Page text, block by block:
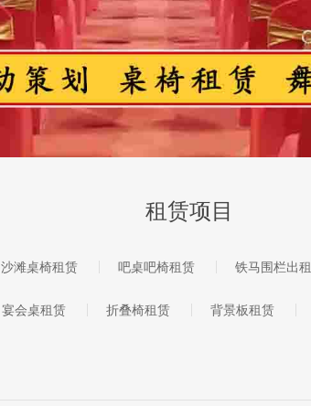
租赁项目
沙滩桌椅租赁 吧桌吧椅租赁 铁马围栏出租
宴会桌租赁 折叠椅租赁 背景板租赁